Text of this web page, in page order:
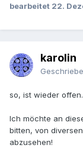
bearbeitet 22.
karolin
so, ist wieder offen.
Ich möchte an
bitten, von
abzusehen!